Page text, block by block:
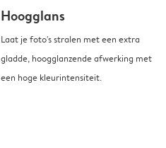
Hoogglans
Laat je foto's stralen met een extra
gladde, hoogglanzende afwerking met
een hoge kleurintensiteit.